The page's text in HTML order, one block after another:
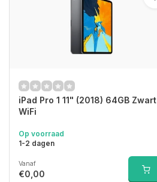
iPad Pro 1 11" (2018) 64GB Zwart
WiFi
Op voorraad
1-2 dagen
Vanaf
€0,00